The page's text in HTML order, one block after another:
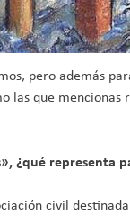
pero además
las que
¿qué representa
civil